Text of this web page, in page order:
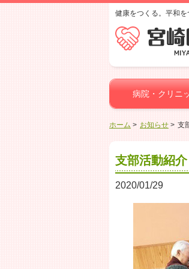
健康をつくる。平和を
病院・クリニ
ホーム お知らせ 支
支部活動紹介
2020/01/29